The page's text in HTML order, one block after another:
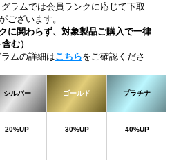
ラムでは会員ランクに応じて下取
ございます。
に関わらず、対象製品ご購入で一律
む）
ムの詳細はこちらをご確認くださ
シルバー ゴールド プラチナ
20%UP 30%UP 40%UP